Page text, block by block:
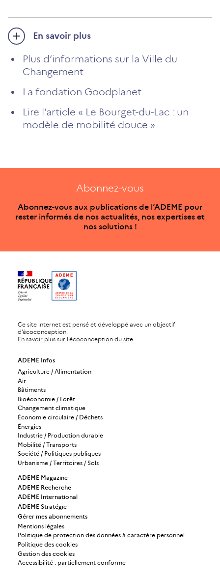
En savoir plus
Plus d’informations sur la Ville du
Changement
La fondation Goodplanet
Lire l’article « Le Bourget-du-Lac : un
modèle de mobilité douce »
Abonnez-vous
Abonnez-vous aux publications de l’ADEME pour
rester informés de nos actualités, nos expertises et
nos solutions !
Ce site internet est pensé et développé avec un objectif
d’écoconception.
En savoir plus sur l’écoconception du site
ADEME Infos
Agriculture / Alimentation
Air
Bâtiments
Bioéconomie / Forêt
Changement climatique
Économie circulaire / Déchets
Énergies
Industrie / Production durable
Mobilité / Transports
Société / Politiques publiques
Urbanisme / Territoires / Sols
ADEME Magazine
ADEME Recherche
ADEME International
ADEME Stratégie
Gérer mes abonnements
Mentions légales
Politique de protection des données à caractère personnel
Politique des cookies
Gestion des cookies
Accessibilité : partiellement conforme